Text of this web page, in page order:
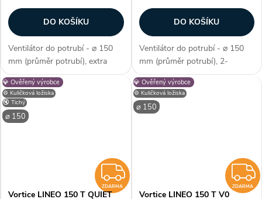
DO KOŠÍKU
Ventilátor do potrubí - ⌀ 150
mm (průměr potrubí), extra
tiché izolované provedení, EC
motor, kuličková ložiska, průtok
vzduchu max. 515 m3/h, max.
teplota 60 °C, příkon 7,7–31...
DO KOŠÍKU
Ventilátor do potrubí - ⌀ 150
mm (průměr potrubí), 2-
stupňová regulace, AC motor, s
časovým doběhem, kuličková
ložiska, průtok vzduchu max.
550 m3/h, max. teplota 60 °C,
⚙️ Kuličková ložiska
🔇 Tichý
⌀ 150
💎 Ověřený výrobce
ZDARMA
ZDARMA
Vortice LINEO 150 T QUIET
⚙️ Kuličková ložiska
⌀ 150
💎 Ověřený výrobce
ZDARMA
Vortice LINEO 150 T V0